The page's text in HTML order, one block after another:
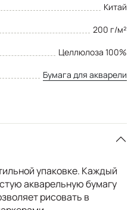
Китай
200 г/м²
Целлюлоза 100%
Бумага для акварели
упаковке. Каждый
акварельную бумагу
рисовать в